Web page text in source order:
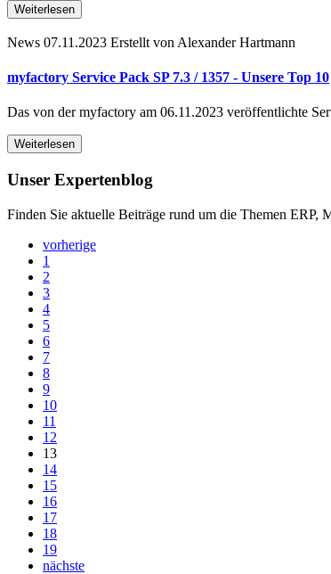
Weiterlesen
News 07.11.2023 Erstellt von Alexander Hartmann
myfactory Service Pack SP 7.3 / 1357 - Unsere Top 10
Das von der myfactory am 06.11.2023 veröffentlichte
Weiterlesen
Unser Expertenblog
Finden Sie aktuelle Beiträge rund um die Themen ERP,
vorherige
1
2
3
4
5
6
7
8
9
10
11
12
13
14
15
16
17
18
19
nächste